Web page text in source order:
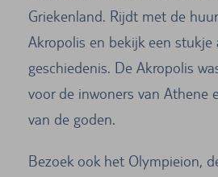
Griekenland. Rijdt met de
Akropolis en bekijk een stukje
geschiedenis. De Akropolis
voor de inwoners van Athene
van de goden.
Bezoek ook het Olympieion,